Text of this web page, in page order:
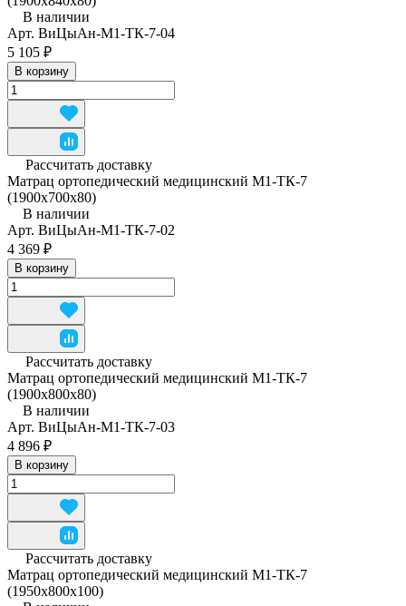
В наличии
Арт. ВиЦыАн-М1-ТК-7-04
5 105 ₽
В корзину
Рассчитать доставку
Матрац ортопедический медицинский М1-ТК-7
(1900х700х80)
В наличии
Арт. ВиЦыАн-М1-ТК-7-02
4 369 ₽
В корзину
Рассчитать доставку
Матрац ортопедический медицинский М1-ТК-7
(1900х800х80)
В наличии
Арт. ВиЦыАн-М1-ТК-7-03
4 896 ₽
В корзину
Рассчитать доставку
Матрац ортопедический медицинский М1-ТК-7
(1950x800x100)